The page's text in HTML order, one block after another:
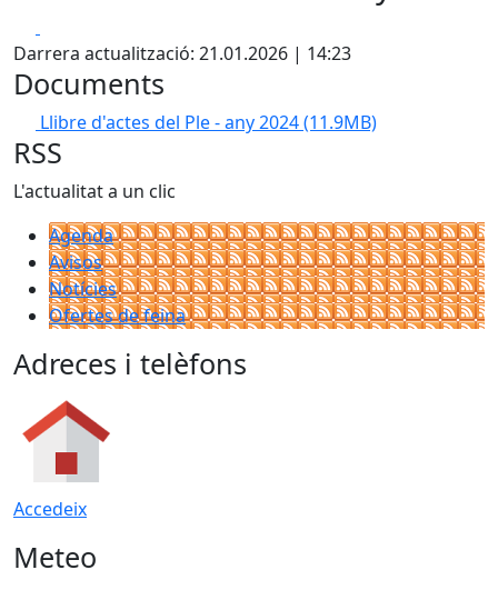
Darrera actualització: 21.01.2026 | 14:23
Documents
Llibre d'actes del Ple - any 2024(11.9MB)
RSS
L'actualitat a un clic
Agenda
Avisos
Notícies
Ofertes de feina
Adreces i telèfons
Accedeix
Meteo